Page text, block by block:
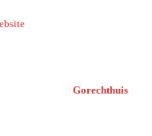
Gorechthuis